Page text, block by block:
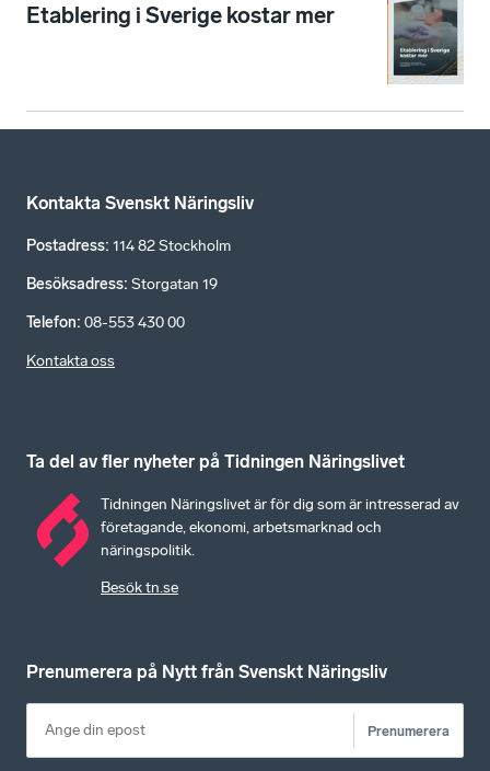
Etablering i Sverige kostar mer
Kontakta Svenskt Näringsliv
Postadress: 114 82 Stockholm
Besöksadress: Storgatan 19
Telefon: 08-553 430 00
Kontakta oss
Ta del av fler nyheter på Tidningen Näringslivet
Tidningen Näringslivet är för dig som är intresserad av
företagande, ekonomi, arbetsmarknad och
näringspolitik.
Besök tn.se
Prenumerera på Nytt från Svenskt Näringsliv
Prenumerera